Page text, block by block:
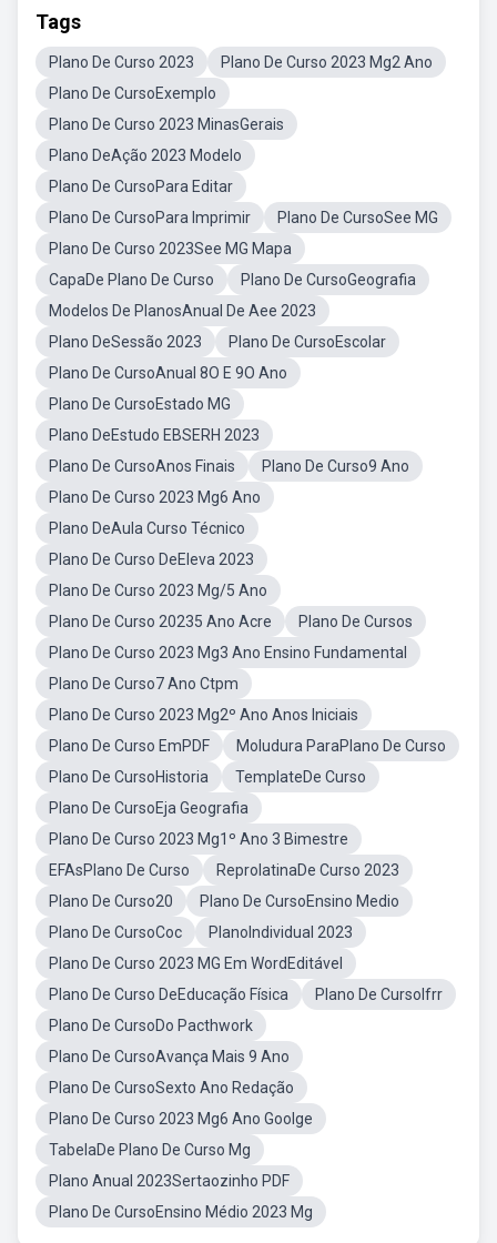
Tags
Plano De Curso 2023
Plano De Curso 2023 Mg2 Ano
Plano De CursoExemplo
Plano De Curso 2023 MinasGerais
Plano DeAção 2023 Modelo
Plano De CursoPara Editar
Plano De CursoPara Imprimir
Plano De CursoSee MG
Plano De Curso 2023See MG Mapa
CapaDe Plano De Curso
Plano De CursoGeografia
Modelos De PlanosAnual De Aee 2023
Plano DeSessão 2023
Plano De CursoEscolar
Plano De CursoAnual 8O E 9O Ano
Plano De CursoEstado MG
Plano DeEstudo EBSERH 2023
Plano De CursoAnos Finais
Plano De Curso9 Ano
Plano De Curso 2023 Mg6 Ano
Plano DeAula Curso Técnico
Plano De Curso DeEleva 2023
Plano De Curso 2023 Mg/5 Ano
Plano De Curso 20235 Ano Acre
Plano De Cursos
Plano De Curso 2023 Mg3 Ano Ensino Fundamental
Plano De Curso7 Ano Ctpm
Plano De Curso 2023 Mg2º Ano Anos Iniciais
Plano De Curso EmPDF
Moludura ParaPlano De Curso
Plano De CursoHistoria
TemplateDe Curso
Plano De CursoEja Geografia
Plano De Curso 2023 Mg1º Ano 3 Bimestre
EFAsPlano De Curso
ReprolatinaDe Curso 2023
Plano De Curso20
Plano De CursoEnsino Medio
Plano De CursoCoc
PlanoIndividual 2023
Plano De Curso 2023 MG Em WordEditável
Plano De Curso DeEducação Física
Plano De CursoIfrr
Plano De CursoDo Pacthwork
Plano De CursoAvança Mais 9 Ano
Plano De CursoSexto Ano Redação
Plano De Curso 2023 Mg6 Ano Goolge
TabelaDe Plano De Curso Mg
Plano Anual 2023Sertaozinho PDF
Plano De CursoEnsino Médio 2023 Mg